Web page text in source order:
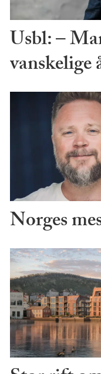
Usbl: –
vanskelige
Norges